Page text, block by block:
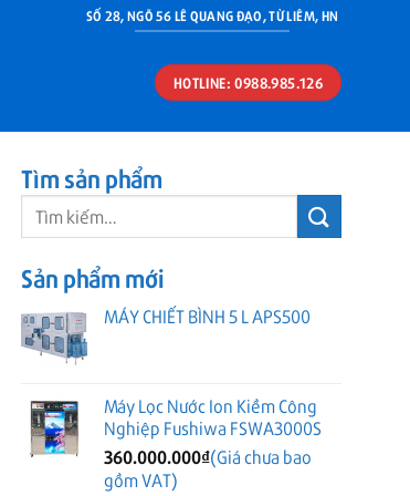
SỐ 28, NGÕ 56 LÊ QUANG ĐẠO, TỪ LIÊM, HN
HOTLINE: 0988.985.126
Tìm sản phẩm
Tìm
kiếm:
Sản phẩm mới
MÁY CHIẾT BÌNH 5 L APS500
Máy Lọc Nước Ion Kiềm Công
Nghiệp Fushiwa FSWA3000S
360.000.000₫(Giá chưa bao
gồm VAT)